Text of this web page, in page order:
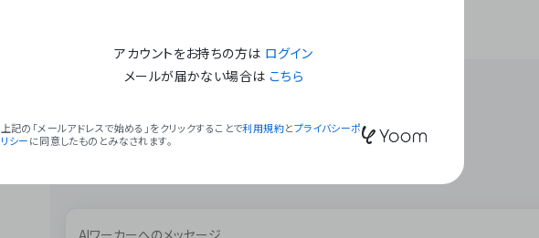
アカウントをお持ちの方は ログイン
メールが届かない場合は こちら
上記の「メールアドレスで始める」をクリックすることで利用規約とプライバシーポ
リシー に同意したものとみなされます。